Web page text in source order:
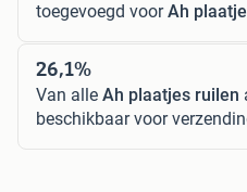
toegevoegd voorAh
26,1%
Van alle Ah plaatjes ruilen
beschikbaar voor